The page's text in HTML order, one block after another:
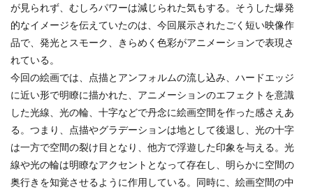
が見られず、むしろパワーは減じられた気もする。そうした爆発
的なイメージを伝えていたのは、今回展示されたごく短い映像作
品で、発光とスモーク、きらめく色彩がアニメーションで表現さ
れている。
今回の絵画では、点描とアンフォルムの流し込み、ハードエッジ
に近い形で明瞭に描かれた、アニメーションのエフェクトを意識
した光線、光の輪、十字などで丹念に絵画空間を作った感さえあ
る。つまり、点描やグラデーションは地として後退し、光の十字
は一方で空間の裂け目となり、他方で浮遊した印象を与える。光
線や光の輪は明瞭なアクセントとなって存在し、明らかに空間の
奥行きを知覚させるように作用している。同時に、絵画空間の中